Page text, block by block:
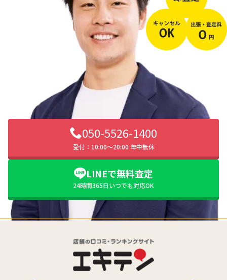
050-5526-1400
受付：10:00〜20:00 年中無休
LINEで無料査定
24時間365日いつでも対応OK